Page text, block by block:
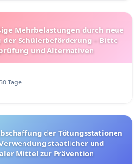
Mehrbelastungen durch neue
der Schülerbeförderung – Bitte
und Alternativen
Tage
staatlicher und
Mittel zur Prävention